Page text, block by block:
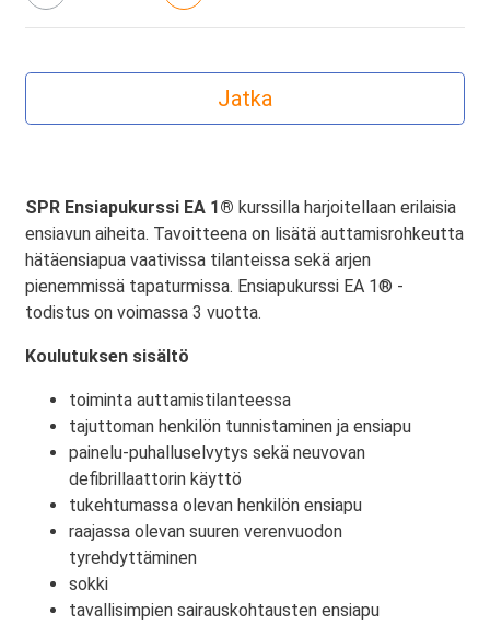
SPR Ensiapukurssi EA 1® kurssilla harjoitellaan erilaisia
ensiavun aiheita. Tavoitteena on lisätä auttamisrohkeutta
hätäensiapua vaativissa tilanteissa sekä arjen
pienemmissä tapaturmissa. Ensiapukurssi EA 1® -
todistus on voimassa 3 vuotta.
Koulutuksen sisältö
toiminta auttamistilanteessa
tajuttoman henkilön tunnistaminen ja ensiapu
painelu-puhalluselvytys sekä neuvovan
defibrillaattorin käyttö
tukehtumassa olevan henkilön ensiapu
raajassa olevan suuren verenvuodon
tyrehdyttäminen
sokki
tavallisimpien sairauskohtausten ensiapu